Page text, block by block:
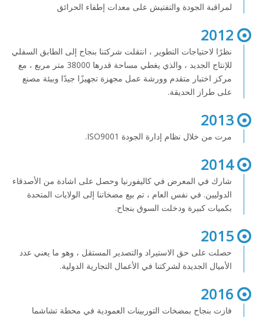
لمراقبة الجودة والتفتيش على معدات إطفاء الحرائق
2012
نظرًا لاحتياجات التطوير ، انتقلت شركتنا بنجاح إلى الطابق السفلي
للإنتاج الجديد ، والذي يغطي مساحة قدرها 38000 متر مربع ، مع
مركز اختبار متقدم وورشة عمل مجهزة تجهيزًا جيدًا وبيئة مصنع
على طراز الحديقة.
2013
مرت من خلال نظام إدارة الجودة ISO9001.
2014
شارك في المعرض في كاليفورنيا وحصل على اشادة من الأصدقاء
الدوليين. في نفس العام ، تم بيع مضخاتنا إلى الولايات المتحدة
بكميات كبيرة ودخلت السوق بنجاح.
2015
حصلت على حق الاستيراد والتصدير المستقل ، وهو ما يعني عدد
الأميال الجديدة لشركتنا في الأعمال التجارية الدولية.
2016
فازت بنجاح بمضخات التوربينات العمودية في محطة تشاشما